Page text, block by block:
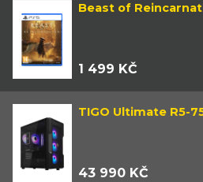
Beast of
1 499 KČ
TIGO Ultimate R5-
43 990 KČ